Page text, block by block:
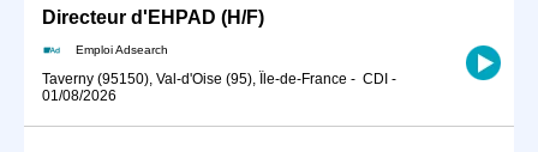
Directeur d'EHPAD (H/F)
Emploi Adsearch
Taverny (95150), Val-d'Oise (95), Île-de-France - CDI -
01/08/2026